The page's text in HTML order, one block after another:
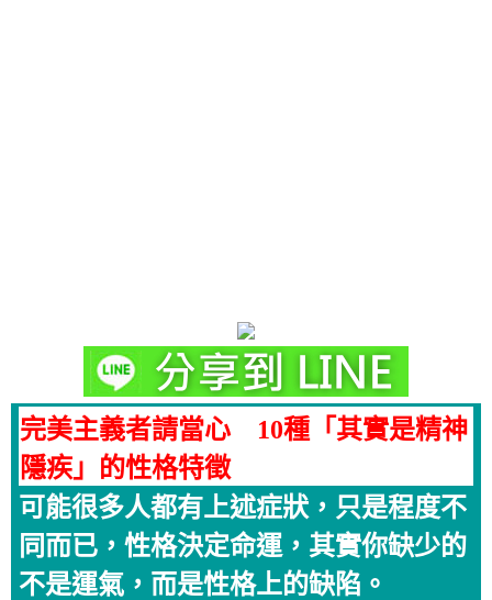
完美主義者請當心 10種「其實是精神
隱疾」的性格特徵
可能很多人都有上述症狀，只是程度不
同而已，性格決定命運，其實你缺少的
不是運氣，而是性格上的缺陷。